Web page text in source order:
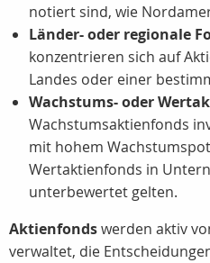
notiert sind, wie
Länder- oder regionale
konzentrieren sich auf
Landes oder einer
Wachstums- oder
Wachstumsaktienfonds
mit hohem
Wertaktienfonds in
unterbewertet gelten.
Aktienfondswerden aktiv
verwaltet, die